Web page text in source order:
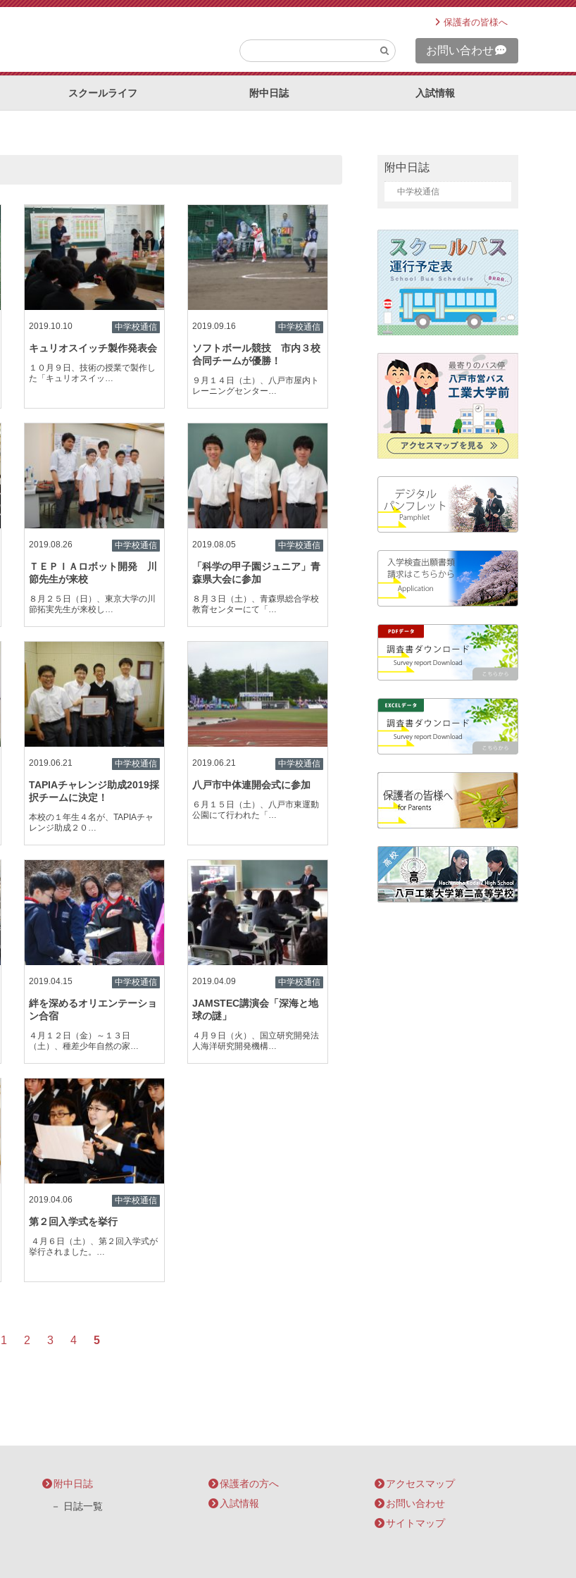
保護者の皆様へ
お問い合わせ
スクールライフ 附中日誌 入試情報
2019.10.10 中学校通信
キュリオスイッチ製作発表会
１０月９日、技術の授業で製作し
た「キュリオスイッ…
2019.09.16 中学校通信
ソフトボール競技 市内３校
合同チームが優勝！
９月１４日（土）、八戸市屋内ト
レーニングセンター…
2019.08.26 中学校通信
ＴＥＰＩＡロボット開発 川
節先生が来校
８月２５日（日）、東京大学の川
節拓実先生が来校し…
2019.08.05 中学校通信
「科学の甲子園ジュニア」青
森県大会に参加
８月３日（土）、青森県総合学校
教育センターにて「…
2019.06.21 中学校通信
TAPIAチャレンジ助成2019採
択チームに決定！
本校の１年生４名が、TAPIAチャ
レンジ助成２０…
2019.06.21 中学校通信
八戸市中体連開会式に参加
６月１５日（土）、八戸市東運動
公園にて行われた「…
2019.04.15 中学校通信
絆を深めるオリエンテーショ
ン合宿
４月１２日（金）～１３日
（土）、種差少年自然の家…
2019.04.09 中学校通信
JAMSTEC講演会「深海と地
球の謎」
４月９日（火）、国立研究開発法
人海洋研究開発機構…
2019.04.06 中学校通信
第２回入学式を挙行
４月６日（土）、第２回入学式が
挙行されました。…
1 2 3 4 5
附中日誌
中学校通信
附中日誌
日誌一覧
保護者の方へ
入試情報
アクセスマップ
お問い合わせ
サイトマップ